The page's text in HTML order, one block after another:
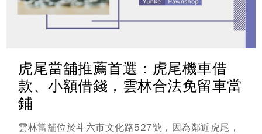
虎尾當舖推薦首選：虎尾機車借
款、小額借錢，雲林合法免留車當
鋪
雲林當舖位於斗六市文化路527號，因為鄰近虎尾，